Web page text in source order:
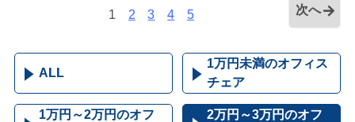
1 2 3 4 5 次へ
ALL
1万円未満のオフィス
チェア
1万円～2万円のオフ
2万円～3万円のオフ